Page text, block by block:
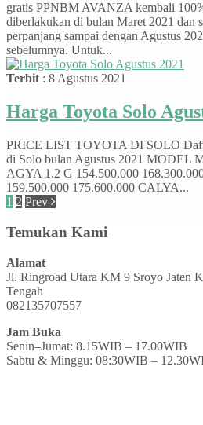
gratis PPNBM AVANZA kembali
diberlakukan di bulan Maret 2021 dan
perpanjang sampai dengan Agustus
sebelumnya. Untuk...
Terbit: 8 Agustus 2021
Harga Toyota Solo
PRICE LIST TOYOTA DI SOLO
di Solo bulan Agustus 2021
AGYA 1.2 G 154.500.000
159.500.000 175.600.000 CALYA...
1 2 Prev
Temukan Kami
Alamat
Jl. Ringroad Utara KM 9 Sroyo Jaten
Tengah
082135707557
Jam Buka
Senin–Jumat: 8.15WIB – 17.00WIB
Sabtu & Minggu: 08:30WIB –